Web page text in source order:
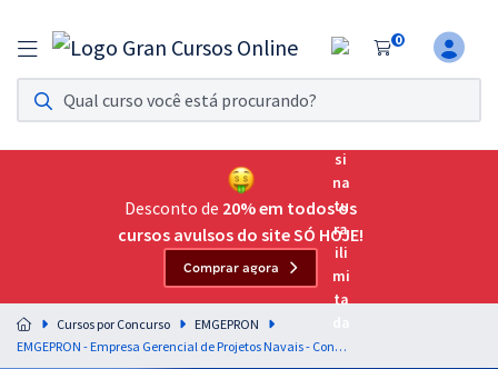
0
Assinatura Ilimitada 11
Acesso a todos os cursos. Teste grátis por 7 dias!
Assinatura OAB Até Passar
Acesso ilimitado a toda preparação para o Exame da
Residências Multiprofissionais
Preparação completa e intensiva para as principais
residências em saúde do Brasil
Desconto de 20% em todos os
cursos avulsos do site SÓ HOJE!
Comprar agora
Cursos por Concurso
EMGEPRON
EMGEPRON - Empresa Gerencial de Projetos Navais - Contador